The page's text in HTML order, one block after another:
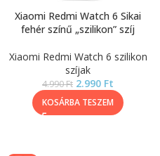
Xiaomi Redmi Watch 6 Sikai
fehér színű „szilikon” szíj
Xiaomi Redmi Watch 6 szilikon
szíjak
4.990Ft 2.990 Ft
KOSÁRBA TESZEM